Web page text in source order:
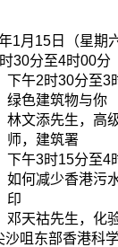
1月15日（星期
30分至4时00分
下午2时30分至3
绿色建筑物与你
林文添先生，高
师，建筑署
下午3时15分至4
如何减少香港污
印
邓天祜先生，化
沙咀东部香港科